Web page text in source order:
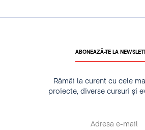
ABONEAZĂ-TE LA
Rămâi la curent cu cele
proiecte, diverse cursuri și